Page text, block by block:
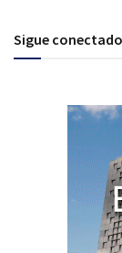
Sigue conectado